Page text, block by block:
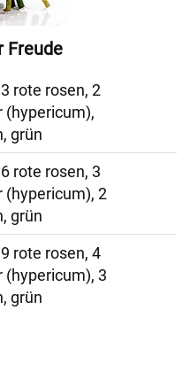
Freude
rote rosen, 2
(hypericum),
grün
rote rosen, 3
(hypericum), 2
grün
rote rosen, 4
(hypericum), 3
grün